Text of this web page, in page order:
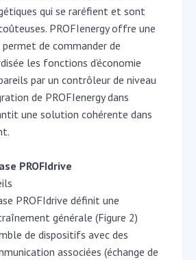
qui se raréfient et sont
PROFIenergy offre une
de commander de
les fonctions d’économie
par un contrôleur de niveau
de PROFIenergy dans
une solution cohérente dans
PROFIdrive
PROFIdrive définit une
générale (Figure 2)
de dispositifs avec des
associées (échange de